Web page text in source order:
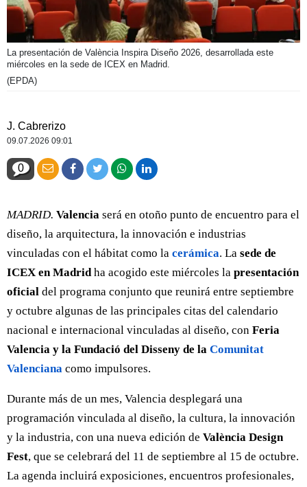
La presentación de València Inspira Diseño 2026, desarrollada este
miércoles en la sede de ICEX en Madrid.
(EPDA)
J. Cabrerizo
09.07.2026 09:01
0
MADRID. Valencia será en otoño punto de encuentro para el
diseño, la arquitectura, la innovación e industrias
vinculadas con el hábitat como la cerámica. La sede de
ICEX en Madrid ha acogido este miércoles la presentación
oficial del programa conjunto que reunirá entre septiembre
y octubre algunas de las principales citas del calendario
nacional e internacional vinculadas al diseño, con Feria
Valencia y la Fundació del Disseny de la Comunitat
Valenciana como impulsores.
Durante más de un mes, Valencia desplegará una
programación vinculada al diseño, la cultura, la innovación
y la industria, con una nueva edición de València Design
Fest, que se celebrará del 11 de septiembre al 15 de octubre.
La agenda incluirá exposiciones, encuentros profesionales,